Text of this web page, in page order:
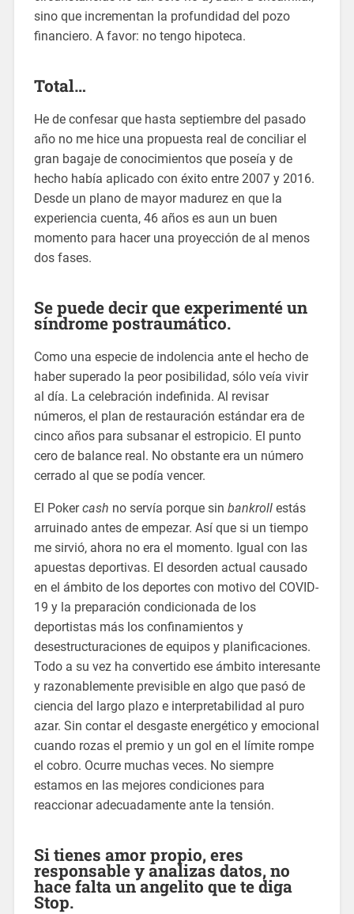
sino que incrementan la profundidad del pozo
financiero. A favor: no tengo hipoteca.
Total…
He de confesar que hasta septiembre del pasado
año no me hice una propuesta real de conciliar el
gran bagaje de conocimientos que poseía y de
hecho había aplicado con éxito entre 2007 y 2016.
Desde un plano de mayor madurez en que la
experiencia cuenta, 46 años es aun un buen
momento para hacer una proyección de al menos
dos fases.
Se puede decir que experimenté un
síndrome postraumático.
Como una especie de indolencia ante el hecho de
haber superado la peor posibilidad, sólo veía vivir
al día. La celebración indefinida. Al revisar
números, el plan de restauración estándar era de
cinco años para subsanar el estropicio. El punto
cero de balance real. No obstante era un número
cerrado al que se podía vencer.
El Pokercash no servía porque sin bankrollestás
arruinado antes de empezar. Así que si un tiempo
me sirvió, ahora no era el momento. Igual con las
apuestas deportivas. El desorden actual causado
en el ámbito de los deportes con motivo del COVID-
19 y la preparación condicionada de los
deportistas más los confinamientos y
desestructuraciones de equipos y planificaciones.
Todo a su vez ha convertido ese ámbito interesante
y razonablemente previsible en algo que pasó de
ciencia del largo plazo e interpretabilidad al puro
azar. Sin contar el desgaste energético y emocional
cuando rozas el premio y un gol en el límite rompe
el cobro. Ocurre muchas veces. No siempre
estamos en las mejores condiciones para
reaccionar adecuadamente ante la tensión.
Si tienes amor propio, eres
responsable y analizas datos, no
hace falta un angelito que te diga
Stop.